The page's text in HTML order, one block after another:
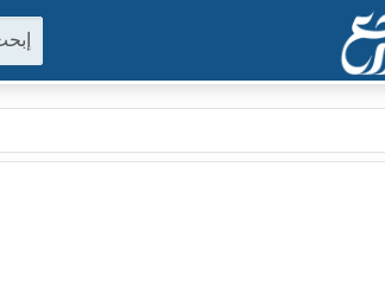
البحث: